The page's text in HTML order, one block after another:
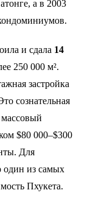
а в 2003
и сдала 14
250 000 м².
застройка
сознательная
$80 000–$300
Для
один из самых
Пхукета.